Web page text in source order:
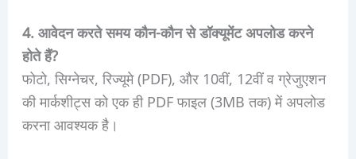
4. आवेदन करते समय कौन-कौन से डॉक्यूमेंट अपलोड करने
होते हैं?
फोटो, सिग्नेचर, रिज्यूमे (PDF), और 10वीं, 12वीं व ग्रेजुएशन
की मार्कशीट्स को एक ही PDF फाइल (3MB तक) में अपलोड
करना आवश्यक है।